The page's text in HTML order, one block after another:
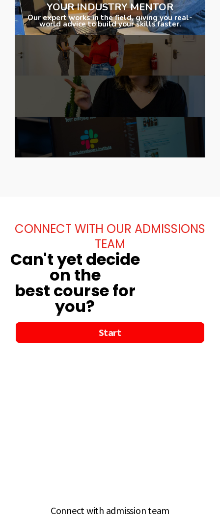
YOUR INDUSTRY MENTOR
Our expert works in the field, giving you real-
world advice to build your skills faster.
CONNECT WITH OUR ADMISSIONS
TEAM
Can't yet decide
on the
best course for
you?